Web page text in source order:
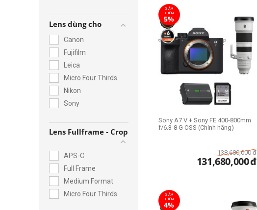
Size 82mm
Lens dùng cho
Canon
Fujifilm
Leica
Micro Four Thirds
Nikon
Sony
Lens Fullframe - Crop
APS-C
Full Frame
Medium Format
Micro Four Thirds
GIẢM
THÊM
5%
Sony A7 V + Sony FE 400-800mm
f/6.3-8 G OSS (Chính hãng)
138,680,000 đ
131,680,000đ
GIẢM
THÊM
4%